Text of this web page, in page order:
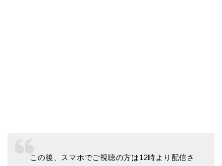
この後、スマホでご視聴の方は12時より配信さ